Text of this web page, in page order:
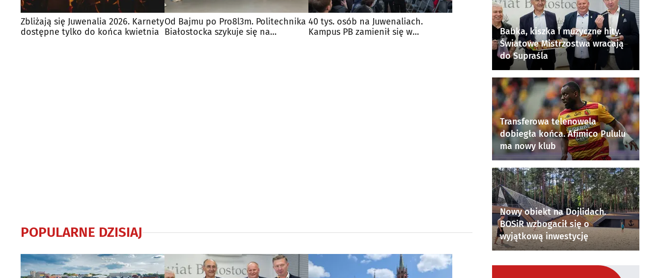
Zbliżają się Juwenalia 2026. Karnety
dostępne tylko do końca kwietnia
Od Bajmu po Pro8l3m. Politechnika
Białostocka szykuje się na
40 tys. osób na Juwenaliach.
Kampus PB zamienił się w
POPULARNE DZISIAJ
Babka, kiszka i muzyczne hity.
Światowe Mistrzostwa wracają
do Supraśla
Transferowa telenowela
dobiegła końca. Afimico Pululu
ma nowy klub
Nowy obiekt na Dojlidach.
BOSiR wzbogacił się o
wyjątkową inwestycję